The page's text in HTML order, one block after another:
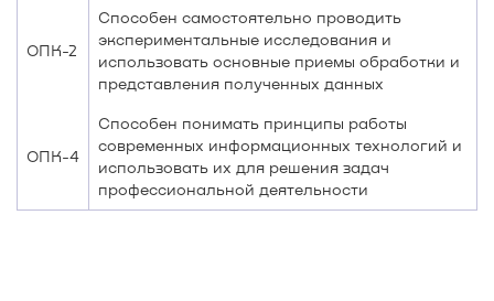
ОПК-2
Способен самостоятельно проводить
экспериментальные исследования и
использовать основные приемы обработки и
представления полученных данных
ОПК-4
Способен понимать принципы работы
современных информационных технологий и
использовать их для решения задач
профессиональной деятельности